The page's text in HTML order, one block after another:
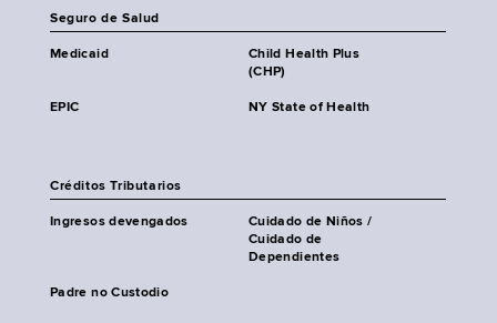
Seguro de Salud
Medicaid
Child Health Plus
(CHP)
EPIC NY State of Health
Créditos Tributarios
Ingresos devengados
Cuidado de Niños /
Cuidado de
Dependientes
Padre no Custodio